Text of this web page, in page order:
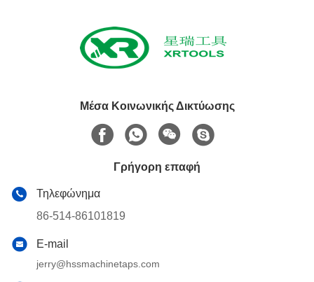
Μέσα Κοινωνικής Δικτύωσης
Γρήγορη επαφή
Τηλεφώνημα
86-514-86101819
E-mail
jerry@hssmachinetaps.com